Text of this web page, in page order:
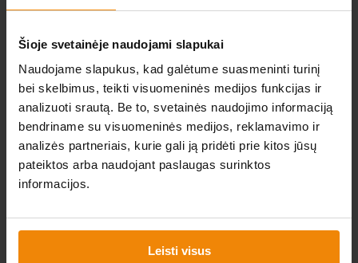
Šioje svetainėje naudojami slapukai
Naudojame slapukus, kad galėtume suasmeninti turinį
bei skelbimus, teikti visuomeninės medijos funkcijas ir
analizuoti srautą. Be to, svetainės naudojimo informaciją
bendriname su visuomeninės medijos, reklamavimo ir
analizės partneriais, kurie gali ją pridėti prie kitos jūsų
pateiktos arba naudojant paslaugas surinktos
informacijos.
Leisti visus
kg, todėl lengvai transportuojamas, ypač kai
užtikrina ilgaamžiškumą ir tvirtumą, leidžiančią
atlaikyti iki 120 kg svorį.
Pasiruoškite idealiai miesto kelionei su patogiais
diskiniaisiais stabdžiais ir pneumatinėmis
padangomis, kurios suteikia papildomą
stabilumą ir komfortą. Nepraleiskite progos
išbandyti šį modernų elektrinį paspirtuką!